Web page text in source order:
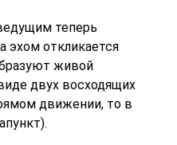
теперь
эхом откликается
живой
двух восходящих
движении, то в